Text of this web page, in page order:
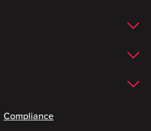
Compliance